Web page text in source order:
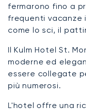
fermarono fino a
frequenti vacanze
come lo sci, il
Il Kulm Hotel St.
moderne ed
essere collegate
più numerosi.
L'hotel offre una